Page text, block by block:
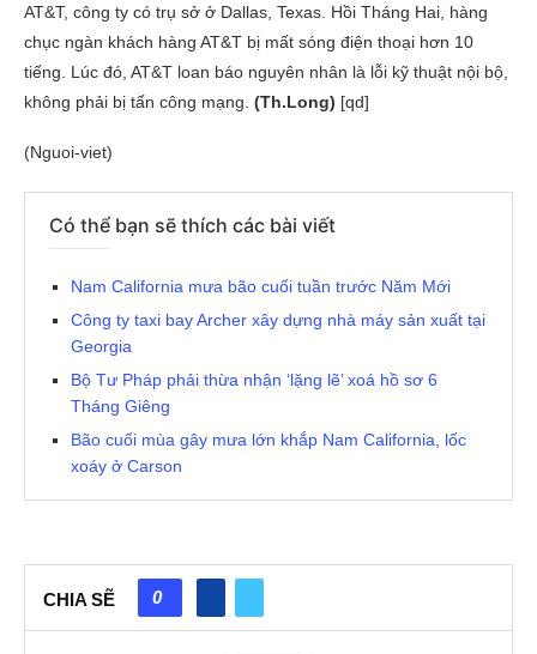
AT&T, công ty có trụ sở ở Dallas, Texas. Hồi Tháng Hai, hàng
chục ngàn khách hàng AT&T bị mất sóng điện thoại hơn 10
tiếng. Lúc đó, AT&T loan báo nguyên nhân là lỗi kỹ thuật nội bộ,
không phải bị tấn công mạng. (Th.Long) [qd]
(Nguoi-viet)
Có thể bạn sẽ thích các bài viết
Nam California mưa bão cuối tuần trước Năm Mới
Công ty taxi bay Archer xây dựng nhà máy sản xuất tại
Georgia
Bộ Tư Pháp phải thừa nhận ‘lặng lẽ’ xoá hồ sơ 6
Tháng Giêng
Bão cuối mùa gây mưa lớn khắp Nam California, lốc
xoáy ở Carson
CHIA SẼ 0